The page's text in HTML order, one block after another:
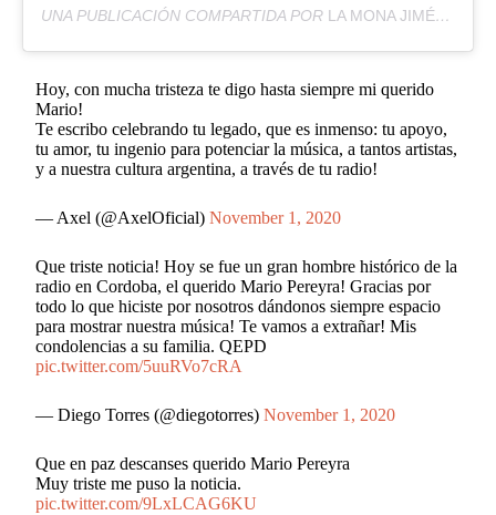
UNA PUBLICACIÓN COMPARTIDA POR LA MONA JIMÉNEZ
Hoy, con mucha tristeza te digo hasta siempre mi querido
Mario!
Te escribo celebrando tu legado, que es inmenso: tu apoyo,
tu amor, tu ingenio para potenciar la música, a tantos artistas,
y a nuestra cultura argentina, a través de tu radio!
— Axel (@AxelOficial)November 1, 2020
Que triste noticia! Hoy se fue un gran hombre histórico de la
radio en Cordoba, el querido Mario Pereyra! Gracias por
todo lo que hiciste por nosotros dándonos siempre espacio
para mostrar nuestra música! Te vamos a extrañar! Mis
condolencias a su familia. QEPD
pic.twitter.com/5uuRVo7cRA
— Diego Torres (@diegotorres)November 1, 2020
Que en paz descanses querido Mario Pereyra
Muy triste me puso la noticia.
pic.twitter.com/9LxLCAG6KU